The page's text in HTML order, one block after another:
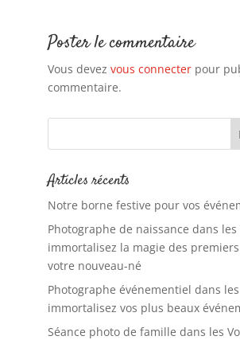
Poster le commentaire
Vous devez vous connecterpour
commentaire.
Articles récents
Notre borne festive pour vos
Photographe de naissance dans les
immortalisez la magie des
votre nouveau-né
Photographe événementiel dans les
immortalisez vos plus beaux
Séance photo de famille dans les